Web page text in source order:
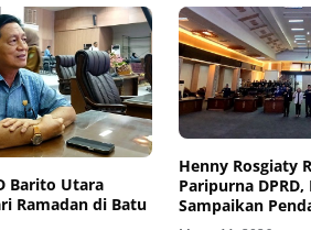
Barito Utara
Ramadan di Batu
Henny Rosgiaty
Paripurna DPRD,
Sampaikan
RPJMD 2025–2029